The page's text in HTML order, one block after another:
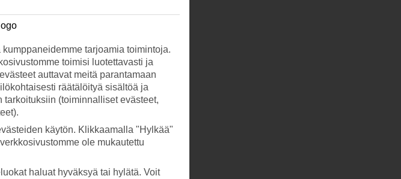
tarjoamia toimintoja.
toimisi luotettavasti ja
auttavat meitä parantamaan
räätälöityä sisältöä ja
(toiminnalliset evästeet,
käytön. Klikkaamalla "Hylkää"
ole mukautettu
haluat hyväksyä tai hylätä. Voit